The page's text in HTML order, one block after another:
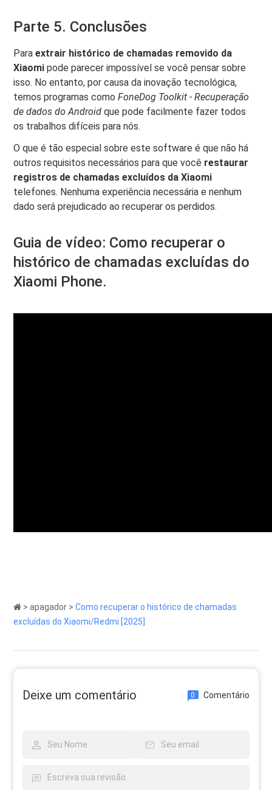
Parte 5. Conclusões
Paraextrair histórico de chamadas removido da
Xiaomi pode parecer impossível se você pensar sobre
isso. No entanto, por causa da inovação tecnológica,
temos programas comoFoneDog Toolkit - Recuperação
de dados do Android que pode facilmente fazer todos
os trabalhos difíceis para nós.
O que é tão especial sobre este software é que não há
outros requisitos necessários para que você restaurar
registros de chamadas excluídos da Xiaomi
telefones. Nenhuma experiência necessária e nenhum
dado será prejudicado ao recuperar os perdidos.
Guia de vídeo: Como recuperar o
histórico de chamadas excluídas do
Xiaomi Phone.
>apagador >Como recuperar o histórico de chamadas
excluídas do Xiaomi/Redmi [2025]
Deixe um comentário 0 Comentário